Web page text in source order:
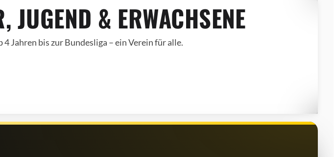
& ERWACHSENE
4 Jahren bis zur Bundesliga – ein Verein für alle.